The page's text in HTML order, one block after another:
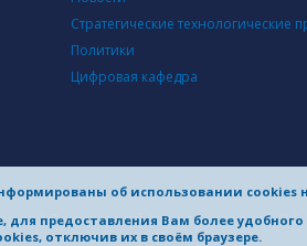
об использовании cookies
предоставления Вам более
отключив их в своём браузере.
Стратегические технологические
Политики
Цифровая кафедра
Технический Университет им.